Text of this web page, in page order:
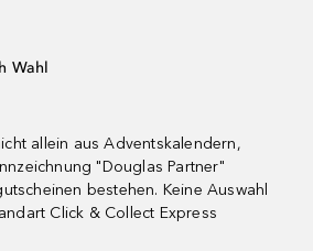
Wahl
allein aus Adventskalendern,
"Douglas Partner"
bestehen. Keine Auswahl
Click & Collect Express